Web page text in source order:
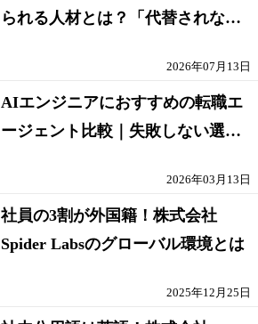
られる人材とは？「代替されない
2026年07月13日
AIエンジニアにおすすめの転職エ
ージェント比較｜失敗しない選び
2026年03月13日
社員の3割が外国籍！株式会社
Spider Labsのグローバル環境とは
2025年12月25日